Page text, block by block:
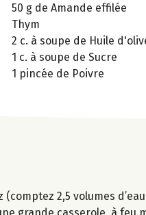
50 g de Amande effilée
Thym
2 c. à soupe de Huile
1 c. à soupe de Sucre
1 pincée de Poivre
2,5 volumes